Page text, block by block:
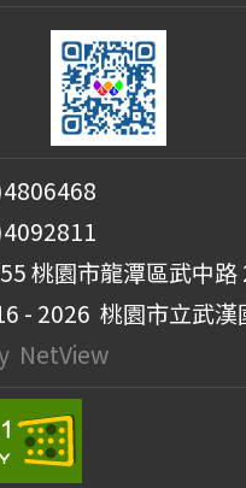
桃園市龍潭區武中路
- 2026 桃園市立武漢
NetView